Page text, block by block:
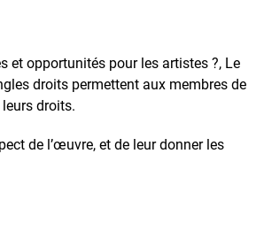
et opportunités pour les artistes ?, Le
droits permettent aux membres de
leurs droits.
de l’œuvre, et de leur donner les